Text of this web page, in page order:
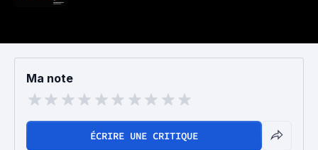
Ma note
ÉCRIRE UNE CRITIQUE